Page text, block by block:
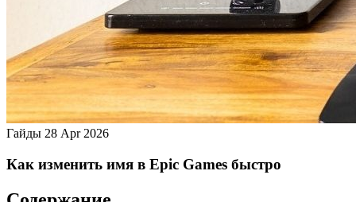
Гайды 28 Apr 2026
Как изменить имя в Epic Games быстро